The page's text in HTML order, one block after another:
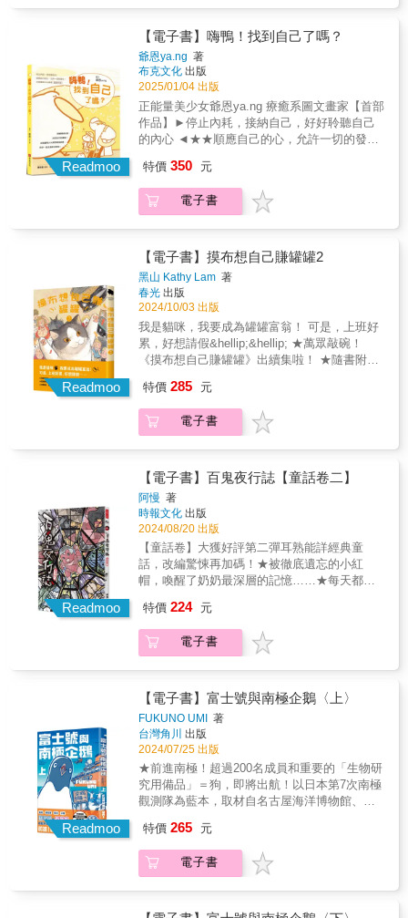
館到博物館，從市集到河畔，不僅可以紙上遊
的旅行注入靈感與情調。 【特色4】每一頁都
是一幅作品，適合收藏與贈禮 不論是插畫愛好
者，還是嚮往巴黎文化的人，這本書都適合收
藏。書中的每一幅畫作都充滿溫度與故事，每
次翻閱，都能感受到巴黎的浪漫氛圍。 & ◎好
評推薦（依首字筆劃排序） & 「這是一本風格
鮮明也令人印象深刻的圖文書，作者以獨特輕
畫家․王傑 & 「一直很喜歡萌萌自由奔放且充
滿童趣的畫風，讓我感受到生活就該如此的美
好與自由，值得收藏的好書。」 ──Sammi環
歡作者的配色，以及那隨性而堅定的筆觸，將
對畫畫的熱愛，真實地融入了生活。」 ──水彩
插畫家․呂麗秋Rachel愛畫畫 & 「本書作者使
用圖文的方式記錄在巴黎的生活，每頁都有滿
滿的繪畫，誠意十足，喜歡圖文書的朋友們千
萬不要錯過。」 ──圖文作家․林江汶 & 「巴黎
的美好始終令我神往，這本書讓我重返巴黎的
每個浪漫瞬間，隨著繽紛的插畫在紙上展開一
場法式漫遊。」 ──美食旅遊插畫家․邱湘涵
的熱情，從「好好生活」體悟出的哲理也很值
得細細品味！」 ──《手繪旅日拾光》作者․袁
育媃 & 「將畫畫融入生活當中，透過活潑繽紛
的色彩筆觸，傳達對畫畫的熱愛以及巴黎美好
時光。」 ──速寫插畫家․橘枳 & 「用色具有個
人特色，明朗協調地描繪出巴黎的街道景物與
人物，值得喜愛巴黎的讀者收藏。」 ──旅行繪
畫老師․羅彩菱Joyce
畢業了。 為了要把真實事件結合想像，再讓故
事通順，繪製上也用了跟以往不同的方式，從
發想到繪製完成的過程大概經歷了一年多，而
本書發行的年分是二○二五年，剛好也是阿瑪十
八歲生日的一年（二○二五.○一.○七），這個時
間其實不是我們刻意造成的，反而是天時地利
的巧合，想起來反而是非常值得紀念，所以想
把本書獻給阿瑪，希望他繼續健康平安，也獻
給一直陪伴著阿瑪的你們，謝謝你們，希望看
暖的。
遊戲，那些「我們所熱衷的遊戲」。在一個充
滿數位連結的世界中我們更加孤單，在一個處
處皆是商業機會的社會我們的貧富差距更大，
在一個什麼都能說的世代（大部分的地方）我
們卻更加分裂。「更多！更多！更多！負評！
負評！負評！」就像是過度滿足的多巴胺上癮
一樣，我們對於消費的要求越來越高，我們的
慾望永無止盡，競技場中央的企業疲於奔命，
只為了滿足無限上漲的消費慾望。當代人們最
從商業策略到被消費主義，在這些我們不得不
面對的冒險中，在面對想玩與不想玩、能玩與
不能玩、該玩與不該玩、不得不玩與可以不玩
們會碰到各式各樣不同的人們，有些我們喜
歡、有些不喜歡，有些一開始喜歡、最後發現
是個混帳。也許這些好關係壞關係都是值得
的，沒有與他人交流的經驗實在算不上是人生
經歷；在學校、工作、家庭、朋友裡我們不斷
尋找自己的位置，在他人顯露更多的好與壞時
我們也逐漸揭露自己真實的樣子。樂園帶給我
接著是沉浸歡樂的消費，然後是離園的不捨與
空虛。遊戲結束後只有悲傷，這也許與現實生
活更加相似。快樂不在遊戲裡，我們必須在這
有這經驗、可以互動的人類實體，能證明為真
恆常便是價值的基底。我們只能繼續看著這時
代的變動，相信真實與真誠的價值，也用正確
的心態玩著該玩的遊戲。迷航遊樂園想傳達的
內容並不複雜，透過這些故事我希望我們可以
從一個新角度來看清自己的荒謬。我們都有空
間可以選擇我們想玩與不玩的遊戲，「Pick
小人合作卻實在浪費生命，我們應該要選擇自
也可能是戰友，我們應該知道我們為何而戰、
為誰而玩。無論旅程的結果如何，無論故人是
否仍陪在身邊，我們仍然可以記住他們最好的
一面，也珍惜一路發生的好與壞。│各界推薦│
赫拉克里多斯博士（Dr. Heraclitus）〡AI哲學
家艾琳．星筆（Irene Starquill）〡AI作家克萊
兒．深察（Dr. Claire Insight）〡AI心理學家凱
文．數據（Kevin Numera）〡AI經濟學家瑪格
麗特．遊創（Margaret Playwright）〡AI遊戲
設計師凱西．冒險（Casey Venture）〡AI創業
家蘇菲亞．引導（Sophia Guidelight）〡AI教
育家賽勒斯．觀點（Cyrus Vantage）〡AI文化
評論家希望．火炬（Hope Torchbearer）〡AI
人生教練瑟琳娜．幻想（Selina Reverie）〡AI
奇幻創作者亞歷克斯．協作（Alex Synergy）
Readmoo
【電子書】嗨鴨！找到自己了嗎？
爺恩ya.ng 著
布克文化 出版
2025/01/04 出版
正能量美少女爺恩ya.ng 療癒系圖文畫家【首部
作品】►停止內耗，接納自己，好好聆聽自己
的內心 ◄★★順應自己的心，允許一切的發生
友、對象及環境，注意力回歸自己身上，別人
的事與我無關。讓嗨鴨陪你一起找回自己的力
量！ 脫離精神內耗，找回自己的價值！正能量
是爺恩 (⁰▿⁰)很開心有這個機會能透過書籍來跟
大家互動！從小就蠻喜歡畫圖，對於我來說創
作這件事是舒壓的方式、來讓腦袋放空，常常
會有人問我說創作的理念，害我都有點不好意
思說自己其實在放空XD應該是從2019年開始在
Instagram上發表圖文創作以及動畫小短片的，
當時的我只是想好好紀錄自己創作的作品，不
知不覺也畫了五年，很感謝一路上支持自己的
家人、朋友、以及追蹤我的讀者們❤這本書算
先圖文的主題，因為生活上的改變而有所變
化，開始走向療癒、心理層面的方式來呈現給
大家，也很幸運的是很多人都能產生共鳴。這
來告訴大家，其實你並不孤單。嗨鴨其實是在
內耗中跨出第一步所生出來的角色，他是有點
無厘頭、脆弱、想讓自己變好、真誠面對所有
事，我想他其實就是某個部份的自己吧！這本
書把我從痛苦的內耗中拉了出來，透過分類來
介紹我是怎麼一步一步開始相信自己、愛自
己。這裡面有著經典的圖文創作，以及從未展
完後也能找回愛自己的能力❤很感恩所有曾經
好的與壞的事情，這些都是成就現在的自己，
越來越堅強、勇敢。也很榮幸能得到這個機會
工作，其他什麼動力都沒有。後來發現，原來
是自己在不對的環境待太久，於是，我離開了
那個對精神有毒的環境。雖然精神解脫了，但
在現實中，還是不知道要怎麼振作，嗨鴨就是
在這時候出現的。我跟嗨鴨一起摸索著，要如
何「好好愛自己」。我發覺到，我會問別人想
要做什麼，卻不會優先問自己想做什麼？就算
這是為什麼呢？後來找出原因，原來是因為自
像，現實中不會真的發生。有了這個發現，我
回過頭來，【細細感受自己的價值】。我一直
覺得自己很普通。但是後來，我發現原來我在
別人眼中卻是很耀眼！因為太習慣自己的特
特價 350 元
電子書
Readmoo
【電子書】摸布想自己賺罐罐2
黑山 Kathy Lam 著
春光 出版
2024/10/03 出版
我是貓咪，我要成為罐罐富翁！ 可是，上班好
累，好想請假&hellip;&hellip; ★萬眾敲碗！
《摸布想自己賺罐罐》出續集啦！ ★隨書附贈
蘭茲、羅洛&hellip;&hellip;老朋友出任務，新朋
友也一起來～ 摸布剛睡醒，有點累。 主人：
「摸布，你不想上班對吧！我幫你請
上班了。 老闆麗莎很擔心小橘的安危。 懶惰前
輩覺得小橘一定是去偷懶了； 白貓覺得他去旅
行了； 但摸布還沒搞清楚誰是小橘。 原來小橘
是摸布放假時，新加入的貓咪， 跟摸布差不多
大，有綠色的眼睛，橘黃色的毛。 與此同時，
咖啡廳與保羅的麵包店， 將在音樂節一起擺
攤，摸布鼓起勇氣幫忙， 當大家在麵包店為活
動作準備時， 竟發現地上有一條不尋常的吐司
&hellip;&hellip; 【目次】 Prologue 新的季節
橘是誰 保羅的麵包店 神祕的吐司 貓廁
所的使用方法 打開櫃子 摸布有壓力 逛
超市吧 野餐嘍 音樂節來了 音樂節來了2
MOBU，S YOYO SHOW 螞蟻嬉水 About
the Artist 創作花絮 後記
特價 285 元
電子書
Readmoo
【電子書】百鬼夜行誌【童話卷二】
阿慢 著
時報文化 出版
2024/08/20 出版
【童話卷】大獲好評第二彈耳熟能詳經典童
話，改編驚悚再加碼！★被徹底遺忘的小紅
帽，喚醒了奶奶最深層的記憶……★每天都要
★不想寫作業！就讓鞋匠的小精靈來幫你，代
價卻是……★寒冷的夜晚，老太太在街上問
著：「有沒有好心人～要買小女孩？」★神祕
子，而是……★帶回家準備大快朵頤的巨大田
螺，變成了一個女孩……★父母與好友組成的
布萊梅樂隊，最近總是出現在我夢中……獲獎
記錄▲《百鬼夜行誌【童話卷】》入選「文化
黑潮之拓展臺流文本外譯Books from
Taiwan(BFT)2.0 」暢銷記錄▲《百鬼夜行誌
【妖怪卷】》2017年度金石堂「年度百大」文
學暢銷百大TOP91▲《百鬼夜行誌：幽遊卷》
2015年博客來「年度百大」銷售榜漫畫
鬼夜行誌 凶宅卷》2015年度金石堂圖文繪本
TOP612014年度金石堂暢銷榜TOP98、2014年
度金石堂圖文繪本TOP52014年博客來「年度百
大」銷售榜漫畫TOP7▲《百鬼夜行誌【塊陶
特價 224 元
電子書
Readmoo
【電子書】富士號與南極企鵝〈上〉
FUKUNO UMI
著
台灣角川 出版
2024/07/25 出版
★前進南極！超過200名成員和重要的「生物研
究用備品」＝狗，即將出航！以日本第7次南極
觀測隊為藍本，取材自名古屋海洋博物館、南
面紗！★以風趣的漫畫呈現艱辛又超乎想像的
南極觀測之行。從「富士號」的內部構造、參
與成員、觀測工作，到船上和南極大陸的食衣
特價 265 元
電子書